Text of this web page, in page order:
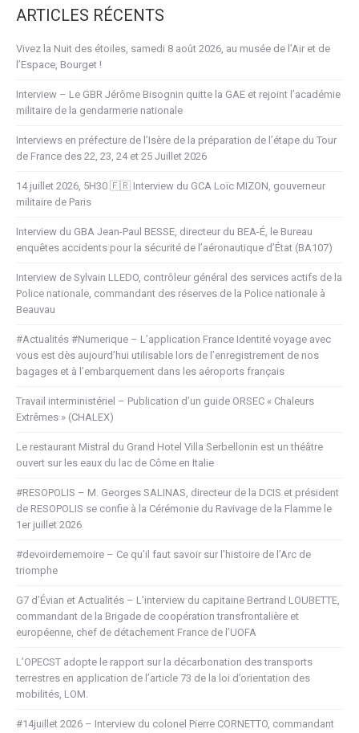
ARTICLES RÉCENTS
Vivez la Nuit des étoiles, samedi 8 août 2026, au musée de l’Air et de
l’Espace, Bourget !
Interview – Le GBR Jérôme Bisognin quitte la GAE et rejoint l’académie
militaire de la gendarmerie nationale
Interviews en préfecture de l’Isère de la préparation de l’étape du Tour
de France des 22, 23, 24 et 25 Juillet 2026
14 juillet 2026, 5H30 🇫🇷 Interview du GCA Loïc MIZON, gouverneur
militaire de Paris
Interview du GBA Jean-Paul BESSE, directeur du BEA-É, le Bureau
enquêtes accidents pour la sécurité de l’aéronautique d’État (BA107)
Interview de Sylvain LLEDO, contrôleur général des services actifs de la
Police nationale, commandant des réserves de la Police nationale à
Beauvau
#Actualités #Numerique – L’application France Identité voyage avec
vous est dès aujourd’hui utilisable lors de l’enregistrement de nos
bagages et à l’embarquement dans les aéroports français
Travail interministériel – Publication d’un guide ORSEC « Chaleurs
Extrêmes » (CHALEX)
Le restaurant Mistral du Grand Hotel Villa Serbellonin est un théâtre
ouvert sur les eaux du lac de Côme en Italie
#RESOPOLIS – M. Georges SALINAS, directeur de la DCIS et président
de RESOPOLIS se confie à la Cérémonie du Ravivage de la Flamme le
1er juillet 2026
#devoirdememoire – Ce qu’il faut savoir sur l’histoire de l’Arc de
triomphe
G7 d’Évian et Actualités – L’interview du capitaine Bertrand LOUBETTE,
commandant de la Brigade de coopération transfrontalière et
européenne, chef de détachement France de l’UOFA
L’OPECST adopte le rapport sur la décarbonation des transports
terrestres en application de l’article 73 de la loi d’orientation des
mobilités, LOM.
#14juillet 2026 – Interview du colonel Pierre CORNETTO, commandant